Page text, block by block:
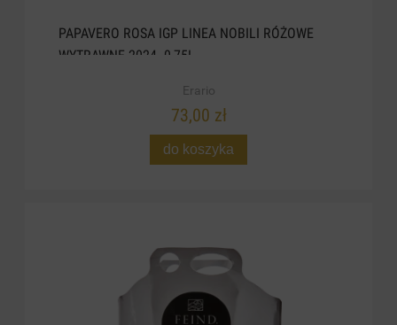
PAPAVERO ROSA IGP LINEA NOBILI RÓŻOWE
WYTRAWNE 2024. 0,75L
Erario
73,00 zł
do koszyka